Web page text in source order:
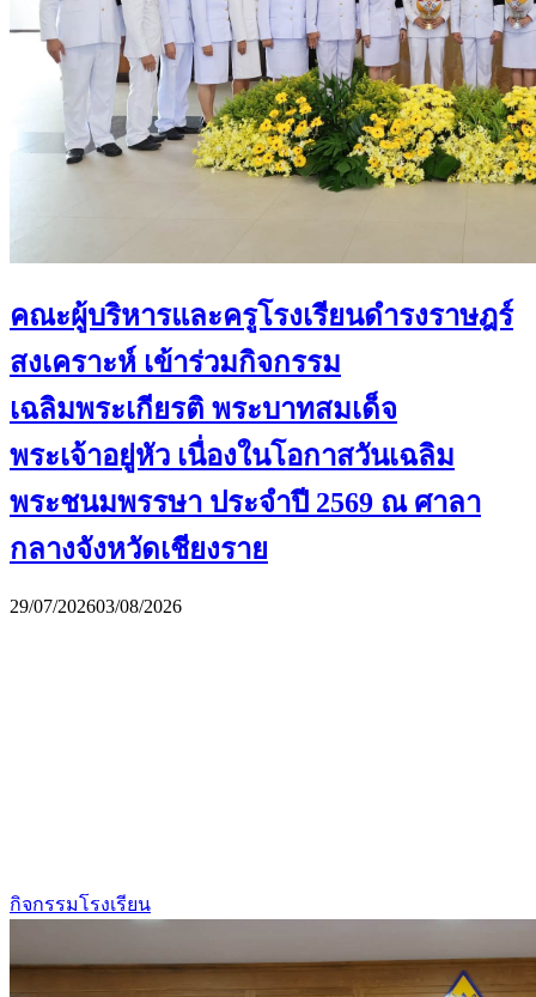
คณะผู้บริหารและครูโรงเรียนดำรงราษฎร์
สงเคราะห์ เข้าร่วมกิจกรรม
เฉลิมพระเกียรติ พระบาทสมเด็จ
พระเจ้าอยู่หัว เนื่องในโอกาสวันเฉลิม
พระชนมพรรษา ประจำปี 2569 ณ ศาลา
กลางจังหวัดเชียงราย
29/07/202603/08/2026
กิจกรรมโรงเรียน